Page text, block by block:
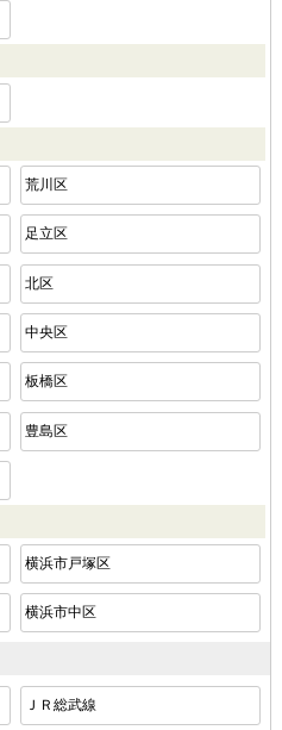
荒川区
足立区
北区
中央区
板橋区
豊島区
横浜市戸塚区
横浜市中区
ＪＲ総武線